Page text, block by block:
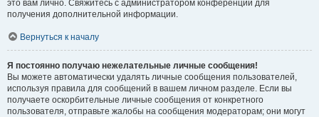
это вам лично. Свяжитесь с администратором конференции для
получения дополнительной информации.
Вернуться к началу
Я постоянно получаю нежелательные личные сообщения!
Вы можете автоматически удалять личные сообщения пользователей,
используя правила для сообщений в вашем личном разделе. Если вы
получаете оскорбительные личные сообщения от конкретного
пользователя, отправьте жалобы на сообщения модераторам; они могут